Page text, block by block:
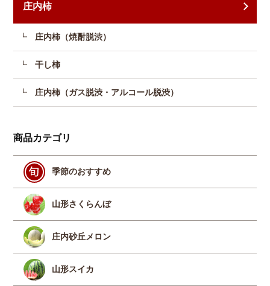
庄内柿
庄内柿（焼酎脱渋）
干し柿
庄内柿（ガス脱渋・アルコール脱渋）
商品カテゴリ
季節のおすすめ
山形さくらんぼ
庄内砂丘メロン
山形スイカ